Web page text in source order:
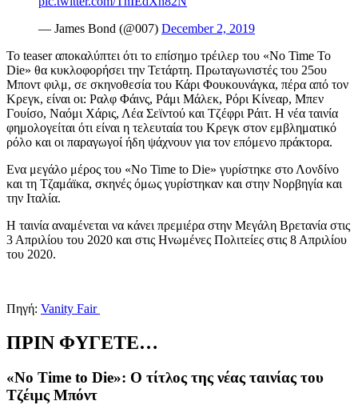
— James Bond (@007) December 2, 2019
Το teaser αποκαλύπτει ότι το επίσημο τρέιλερ του «No Time To
Die» θα κυκλοφορήσει την Τετάρτη. Πρωταγωνιστές του 25ου
Μποντ φιλμ, σε σκηνοθεσία του Κάρι Φουκουνάγκα, πέρα από τον
Κρεγκ, είναι οι: Ραλφ Φάινς, Ράμι Μάλεκ, Ρόρι Κίνεαρ, Μπεν
Γουίσο, Ναόμι Χάρις, Λέα Σεϊντού και Τζέφρι Ράιτ. Η νέα ταινία
φημολογείται ότι είναι η τελευταία του Κρεγκ στον εμβληματικό
ρόλο και οι παραγωγοί ήδη ψάχνουν για τον επόμενο πράκτορα.
Ενα μεγάλο μέρος του «No Time to Die» γυρίστηκε στο Λονδίνο
και τη Τζαμάϊκα, σκηνές όμως γυρίστηκαν και στην Νορβηγία και
την Ιταλία.
Η ταινία αναμένεται να κάνει πρεμιέρα στην Μεγάλη Βρετανία στις
3 Απριλίου του 2020 και στις Ηνωμένες Πολιτείες στις 8 Απριλίου
του 2020.
Πηγή: Vanity Fair
ΠΡΙΝ ΦΥΓΕΤΕ…
«No Time to Die»: Ο τίτλος της νέας ταινίας του
Τζέιμς Μπόντ